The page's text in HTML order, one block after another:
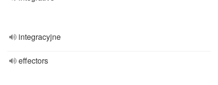
integracyjne
effectors